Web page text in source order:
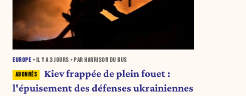
EUROPE • IL Y A3 JOURS • PAR HARRISON DU BUS
Kiev frappée de plein fouet :
l'épuisement des défenses ukrainiennes